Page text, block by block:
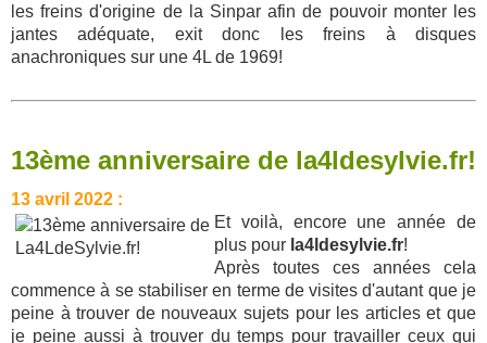
les freins d'origine de la Sinpar afin de pouvoir monter les
jantes adéquate, exit donc les freins à disques
anachroniques sur une 4L de 1969!
13ème anniversaire de la4ldesylvie.fr!
13 avril 2022 :
Et voilà, encore une année de
plus pour la4ldesylvie.fr!
Après toutes ces années cela
commence à se stabiliser en terme de visites d'autant que je
peine à trouver de nouveaux sujets pour les articles et que
je peine aussi à trouver du temps pour travailler ceux qui